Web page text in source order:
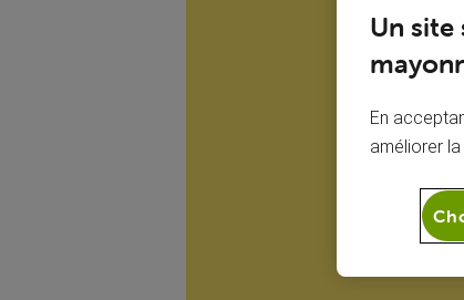
L6
Un site
En
améliorer